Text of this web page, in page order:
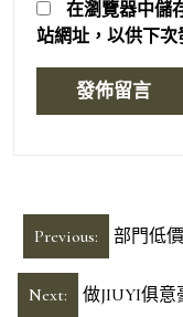
在瀏覽器中儲
站網址，以供下次
文
章
導
Previous:
部門低
Next:
做JIUYI俱